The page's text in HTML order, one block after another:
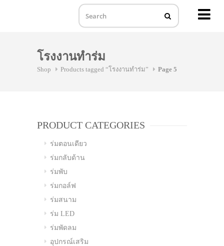
โรงงานทำร่ม
Shop Products tagged “โรงงานทำร่ม” Page 5
PRODUCT CATEGORIES
ร่มตอนเดียว
ร่มกลับด้าน
ร่มพับ
ร่มกอล์ฟ
ร่มสนาม
ร่ม LED
ร่มพัดลม
อุปกรณ์เสริม